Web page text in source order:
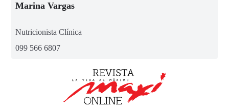
Marina Vargas
Nutricionista Clínica
099 566 6807